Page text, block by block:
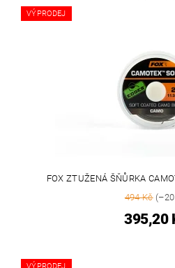
VÝPRODEJ
FOX ZTUŽENÁ ŠŇŮRKA
494 Kč(–20
395,20